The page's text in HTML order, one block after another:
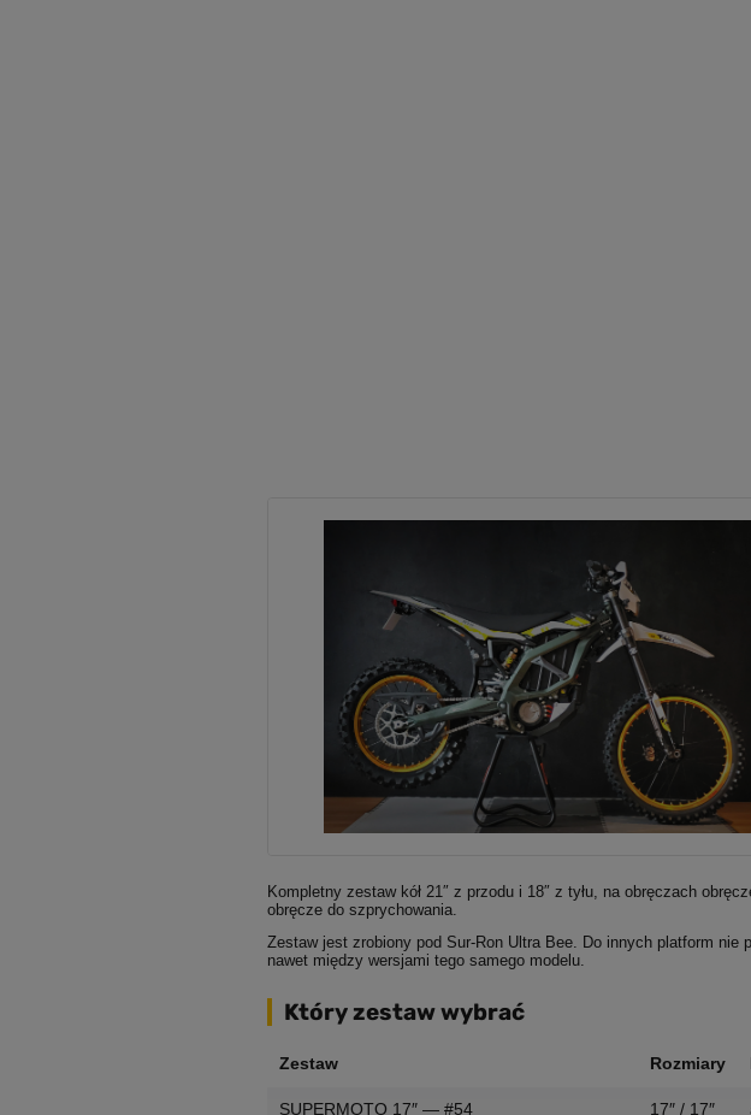
Kompletny zestaw kół 21″ z przodu i 18″ z tyłu, na obręczach
obręcze do szprychowania.
Zestaw jest zrobiony pod Sur-Ron Ultra Bee. Do innych platform
nawet między wersjami tego samego modelu.
Który zestaw wybrać
Zestaw Rozmiary
SUPERMOTO 17″ — #54 17″ / 17″